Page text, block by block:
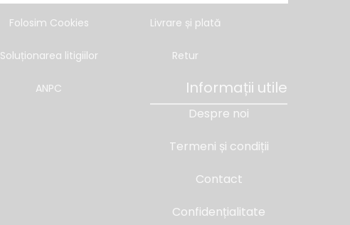
Folosim Cookies
Soluționarea litigiilor
ANPC
Livrare și plată
Retur
Informații utile
Despre noi
Termeni și condiții
Contact
Confidențialitate